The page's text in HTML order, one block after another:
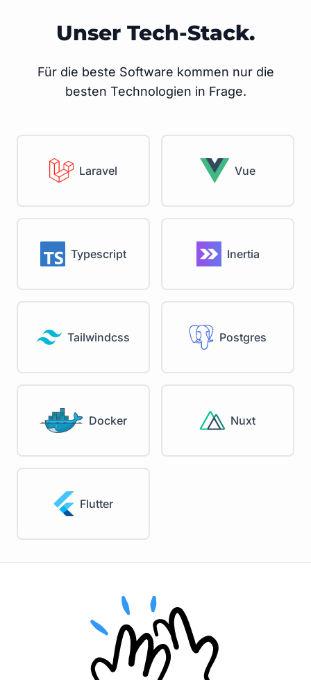
Unser Tech-Stack.
Für die beste Software kommen nur die
besten Technologien in Frage.
Laravel Vue
Typescript Inertia
Tailwindcss Postgres
Docker Nuxt
Flutter